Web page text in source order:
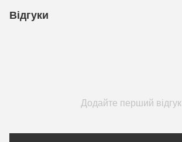
Відгуки
Додайте перший відгук